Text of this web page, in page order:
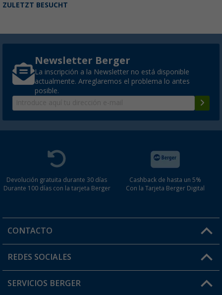
ZULETZT BESUCHT
Newsletter Berger
La inscripción a la Newsletter no está disponible
actualmente. Arreglaremos el problema lo antes
posible.
Devolución gratuita durante 30 días
Durante 100 días con la tarjeta Berger
Cashback de hasta un 5%
Con la Tarjeta Berger Digital
CONTACTO
Horario de atención al cliente:
¿Tienes alguna duda?
REDES SOCIALES
SERVICIOS BERGER